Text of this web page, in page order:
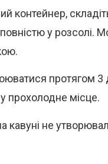
контейнер,
у розсолі.
протягом 3
прохолодне місце.
кавуні не